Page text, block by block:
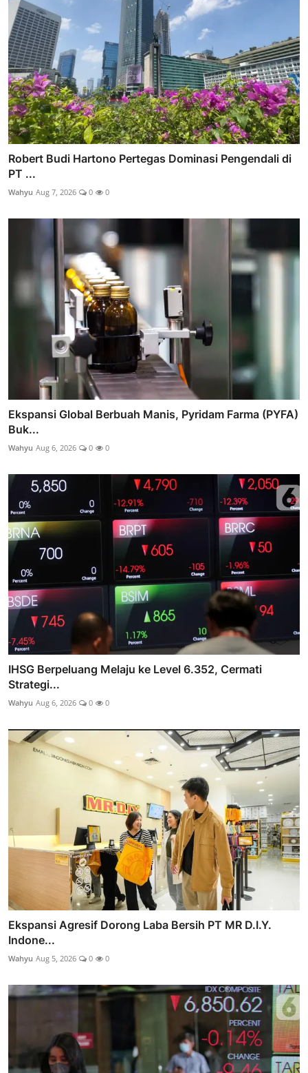
Robert Budi Hartono Pertegas Dominasi Pengendali di
PT ...
Wahyu Aug 7, 2026 0 0
Ekspansi Global Berbuah Manis, Pyridam Farma (PYFA)
Buk...
Wahyu Aug 6, 2026 0 0
IHSG Berpeluang Melaju ke Level 6.352, Cermati
Strategi...
Wahyu Aug 6, 2026 0 0
Ekspansi Agresif Dorong Laba Bersih PT MR D.I.Y.
Indone...
Wahyu Aug 5, 2026 0 0